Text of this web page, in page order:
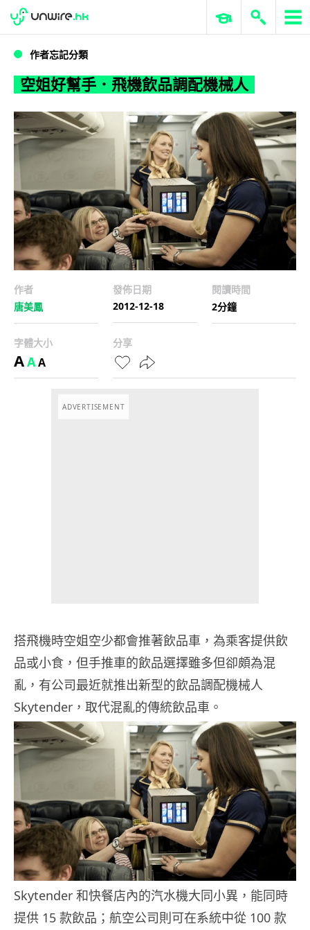
空姐好幫手．飛機飲品調配機械人
WWDC 2026 ERP 與商業 AI
作者忘記分類
空姐好幫手．飛機飲品調配機械人
作者
唐美鳳
發佈日期
2012-12-18
閱讀時間
2分鐘
字體大小
AAA
分享
ADVERTISEMENT
搭飛機時空姐空少都會推著飲品車，為乘客提供飲
品或小食，但手推車的飲品選擇雖多但卻頗為混
亂，有公司最近就推出新型的飲品調配機械人
Skytender，取代混亂的傳統飲品車。
Skytender 和快餐店內的汽水機大同小異，能同時
提供 15 款飲品；航空公司則可在系統中從 100 款